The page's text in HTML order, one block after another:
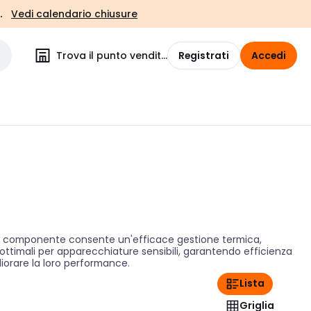
Vedi calendario chiusure
Trova il punto vendita Registrati Accedi
consente un'efficace gestione termica,
per apparecchiature sensibili, garantendo efficienza
la loro performance.
Lista
Griglia